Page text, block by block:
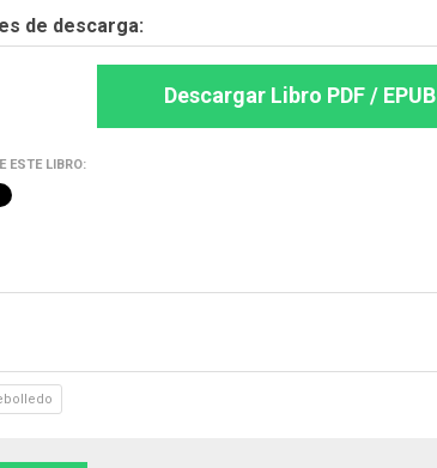
de descarga:
Descargar Libro PDF / EPUB
ESTE LIBRO: